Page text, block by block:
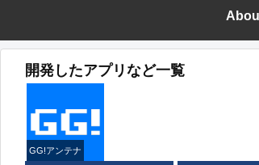
開発したアプリなど一覧
GG!アンテナ